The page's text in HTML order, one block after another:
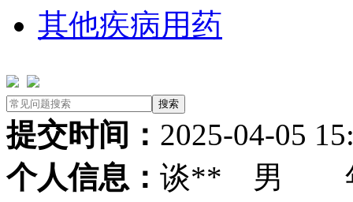
其他疾病用药
提交时间： 2025-04-05
个人信息： 谈** 男 年